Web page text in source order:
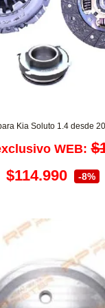
Kia Soluto 1.4 desde
WEB: $
El
original
$124.900.
$114.990El
es:
-8%